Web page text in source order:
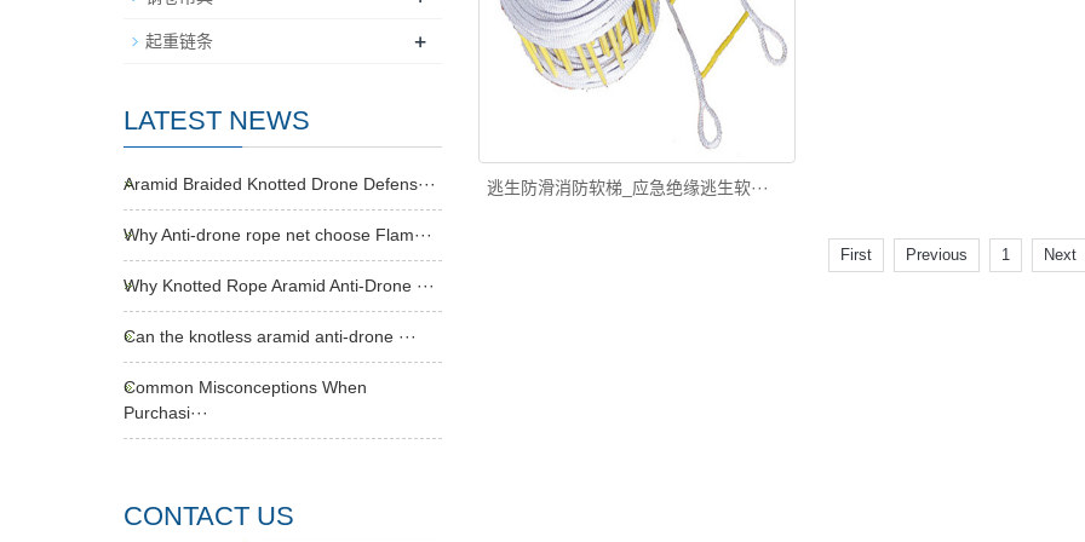
逃生防滑消防软梯_应急绝缘逃生软···
First Previous 1 Next
起重链条 +
LATEST NEWS
Aramid Braided Knotted Drone Defens···
Why Anti-drone rope net choose Flam···
Why Knotted Rope Aramid Anti-Drone ···
Can the knotless aramid anti-drone ···
Common Misconceptions When
Purchasi···
CONTACT US